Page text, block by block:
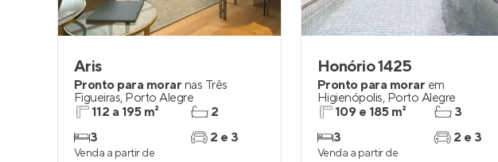
Aris
Pronto para morar nas Três
Figueiras, Porto Alegre
112 a 195 m²
3
2
2 e 3
Venda a partir de
Honório 1425
Pronto para morar em
Higienópolis, Porto Alegre
109 e 185 m²
3
3
2 e 3
Venda a partir de